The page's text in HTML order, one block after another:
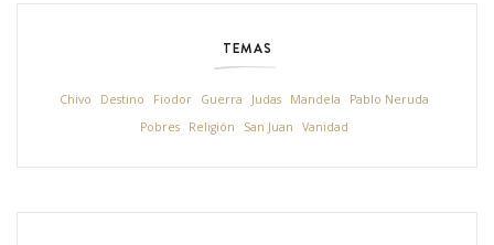
TEMAS
Chivo Destino Fiodor Guerra Judas Mandela
Pablo Neruda
Pobres
Religión San Juan Vanidad